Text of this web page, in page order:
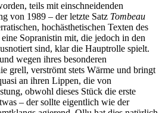
teils mit einschneidenden
von 1989 – der letzte Satz Tombeau
hochästhetischen Texten des
Sopranistin mit, die jedoch in den
sind, klar die Hauptrolle spielt.
wegen ihres besonderen
grell, verströmt stets Wärme und bringt
an ihren Lippen, die von
obwohl dieses Stück die erste
– der sollte eigentlich wie der